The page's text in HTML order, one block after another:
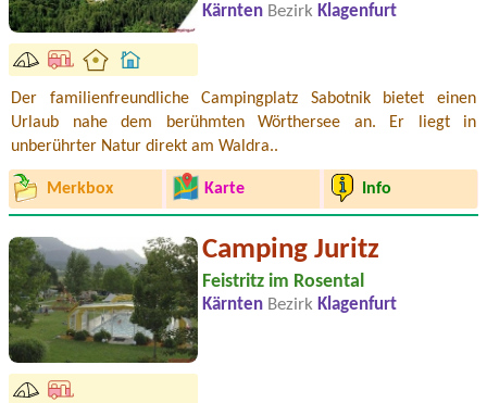
Kärnten Bezirk Klagenfurt
Der familienfreundliche Campingplatz Sabotnik bietet einen
Urlaub nahe dem berühmten Wörthersee an. Er liegt in
unberührter Natur direkt am Waldra..
Merkbox Karte Info
Camping Juritz
Feistritz im Rosental
Kärnten Bezirk Klagenfurt